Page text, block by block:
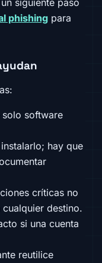
phishing para
software
hay que
críticas no
destino.
si una cuenta
reutilice